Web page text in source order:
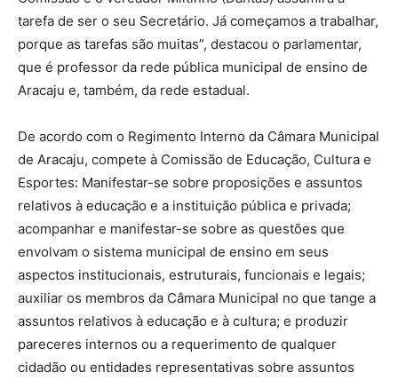
tarefa de ser o seu Secretário. Já começamos a trabalhar,
porque as tarefas são muitas”, destacou o parlamentar,
que é professor da rede pública municipal de ensino de
Aracaju e, também, da rede estadual.
De acordo com o Regimento Interno da Câmara Municipal
de Aracaju, compete à Comissão de Educação, Cultura e
Esportes: Manifestar-se sobre proposições e assuntos
relativos à educação e a instituição pública e privada;
acompanhar e manifestar-se sobre as questões que
envolvam o sistema municipal de ensino em seus
aspectos institucionais, estruturais, funcionais e legais;
auxiliar os membros da Câmara Municipal no que tange a
assuntos relativos à educação e à cultura; e produzir
pareceres internos ou a requerimento de qualquer
cidadão ou entidades representativas sobre assuntos